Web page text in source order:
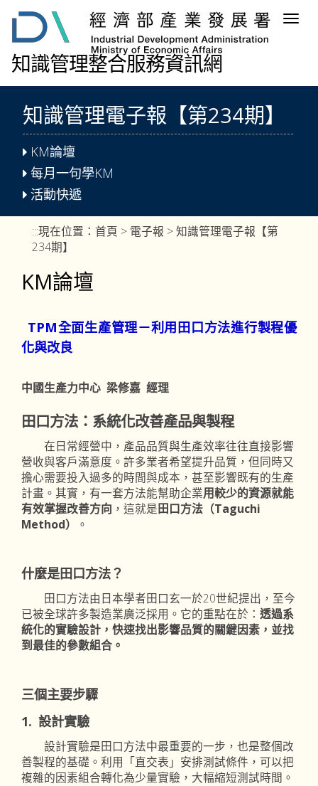
容
知識管理整合服務資訊網
知識管理電子報【第234期】
KM論壇
每月一句學KM
活動快遞
:::現在位置： 首頁 > 電子報 > 知識管理電子報【第
234期】
KM論壇
TPM全面生產管理－利用田口方法進行製程優
化與改良
中國生產力中心 梁修嘉 經理
田口方法：系統化改善產品與製程
在日常經營中，產品品質與生產效率往往直接影響
營收與客戶滿意度。許多業者希望提升品質，但同時又
擔心需要投入過多的時間與成本，甚至影響既有的生產
計畫。其實，有一套方法能幫助企業用較少的資源就能
有效掌握改善方向 ，這就是田口方法（Taguchi
Method）
。
什麼是田口方法？
田口方法由日本學者田口玄一於20世紀提出，至今
已被全球許多製造業廣泛採用。它的重點在於： 透過系
統化的實驗設計，快速找出影響品質的關鍵因素，並找
到最佳的參數組合。
三個主要步驟
1. 設計實驗
設計實驗是田口方法中最重要的一步，也是整個改
善製程的基礎。利用「直交表」安排測試條件，可以把
複雜的因素組合轉化為少量實驗，大幅縮短測試時間。